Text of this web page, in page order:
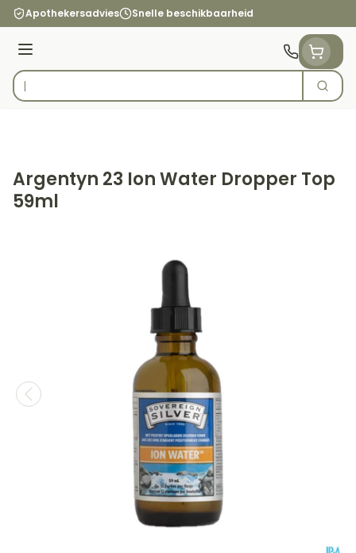
Ga naar de inhoud
Apothekersadvies Snelle beschikbaarheid
Menu
Product, merk, categorie...
Zoek
Argentyn 23 Ion Water Dropper Top
59ml